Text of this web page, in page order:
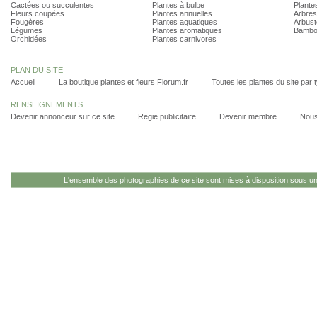
Cactées ou succulentes
Fleurs coupées
Fougères
Légumes
Orchidées
Plantes à bulbe
Plantes annuelles
Plantes aquatiques
Plantes aromatiques
Plantes carnivores
PLAN DU SITE
Accueil
La boutique plantes et fleurs Florum.fr Toutes les plantes du site par
RENSEIGNEMENTS
Devenir annonceur sur ce site
Regie publicitaire Devenir membre
L'ensemble des photographies de ce site sont mises à disposition sous